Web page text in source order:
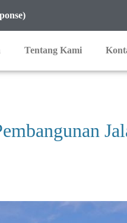
Tentang Kami